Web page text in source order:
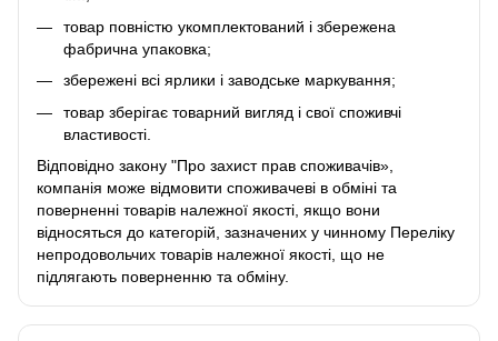
товар повністю укомплектований і збережена
фабрична упаковка;
збережені всі ярлики і заводське маркування;
товар зберігає товарний вигляд і свої споживчі
властивості.
Відповідно закону "Про захист прав споживачів»
компанія може відмовити споживачеві в обміні та
поверненні товарів належної якості, якщо вони
відносяться до категорій, зазначених у чинному Переліку
непродовольчих товарів належної якості, що не
підлягають поверненню та обміну.